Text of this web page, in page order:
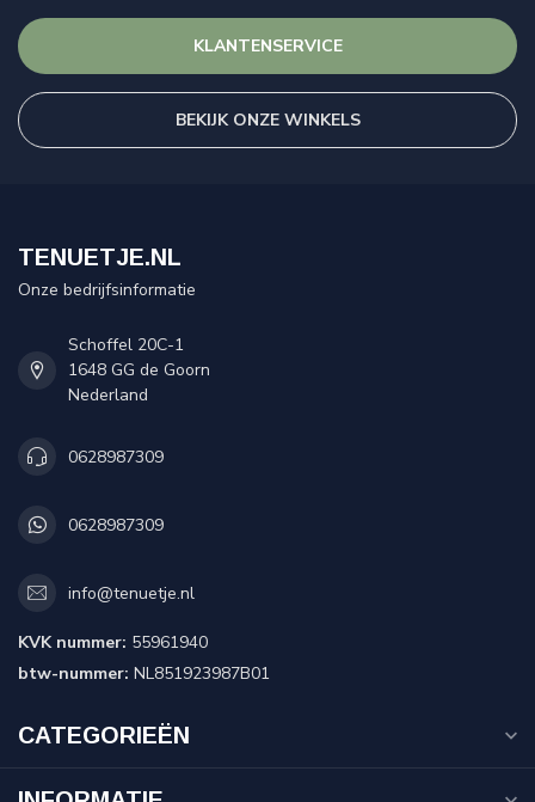
KLANTENSERVICE
BEKIJK ONZE WINKELS
TENUETJE.NL
Onze bedrijfsinformatie
Schoffel 20C-1
1648 GG de Goorn
Nederland
0628987309
0628987309
info@tenuetje.nl
KVK nummer: 55961940
btw-nummer: NL851923987B01
CATEGORIEËN